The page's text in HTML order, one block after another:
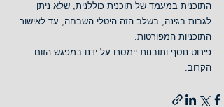
התוכנית במעמד של תוכנית כוללנית, שלא ניתן
לגבות בגינה, בשלב הזה היטלי השבחה, עד לאישור
התוכניות המפורטות.
פירוט נוסף ותובנות יימסרו על ידנו במפגש הזום
הקרוב.